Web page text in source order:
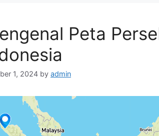
Peta
1, 2024 by admin